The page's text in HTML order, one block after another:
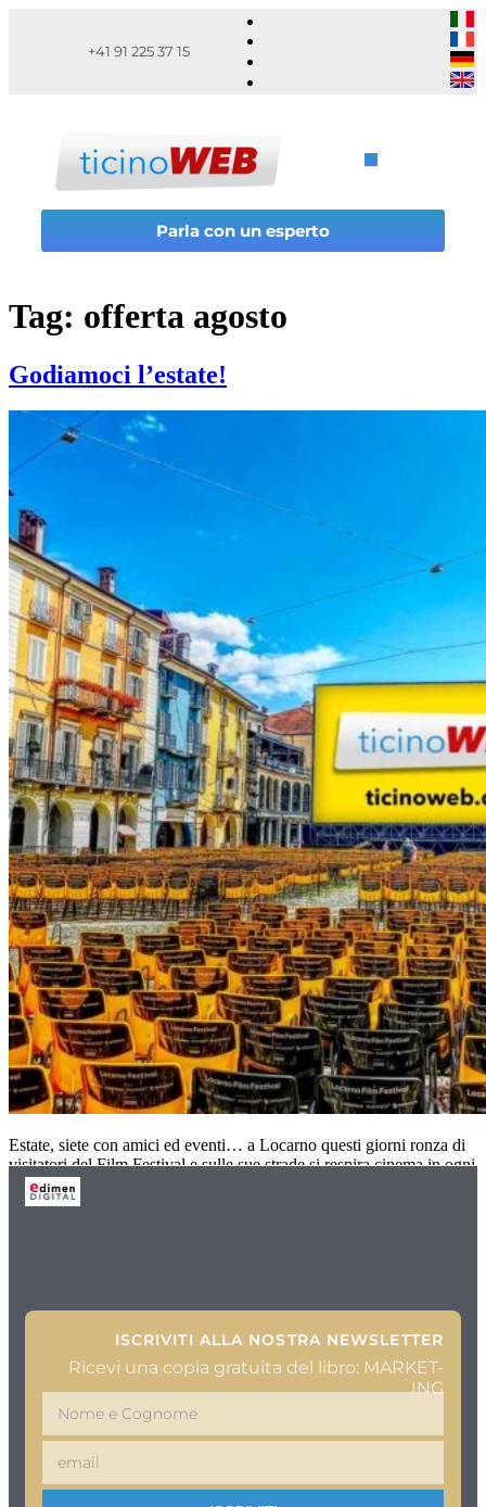
+41 91 225 37 15
Parla con un esperto
Tag: offerta agosto
Godiamoci l’estate!
Estate, siete con amici ed eventi… a Locarno questi giorni ronza di
visitatori del Film Festival e sulle sue strade si respira cinema in ogni
ISCRIVITI ALLA NOSTRA NEWSLETTER
Ricevi una copia gratuita del libro: MARKET-
ING